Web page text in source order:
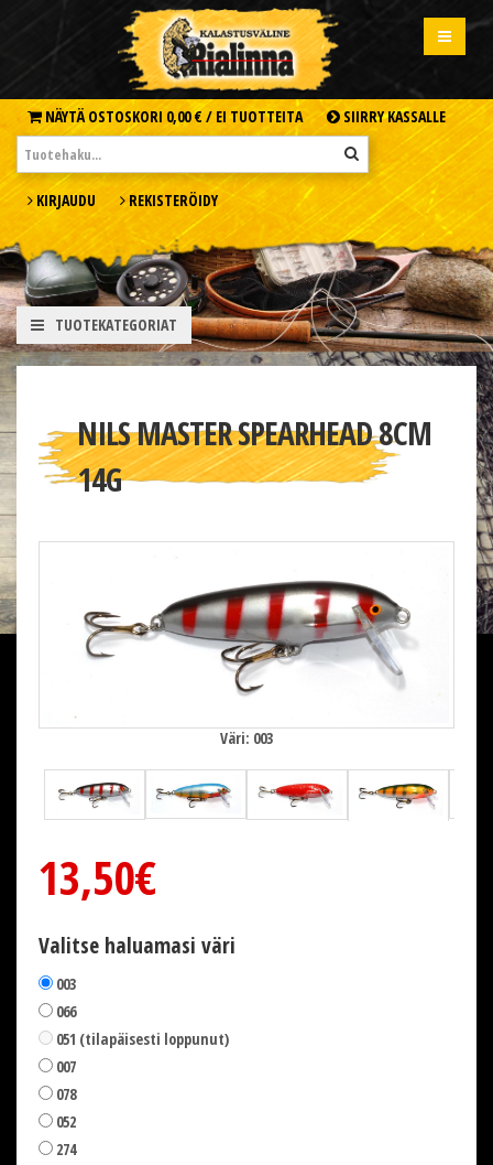
NÄYTÄ OSTOSKORI 0,00 € / EI TUOTTEITA SIIRRY KASSALLE
KIRJAUDU REKISTERÖIDY
TUOTEKATEGORIAT
NILS MASTER SPEARHEAD 8CM
14G
Väri: 003
13,50€
Valitse haluamasi väri
003
066
051 (tilapäisesti loppunut)
007
078
052
274